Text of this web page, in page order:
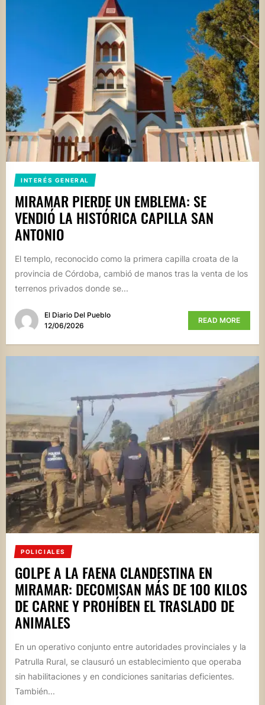
INTERÉS GENERAL
MIRAMAR PIERDE UN EMBLEMA: SE
VENDIÓ LA HISTÓRICA CAPILLA SAN
ANTONIO
El templo, reconocido como la primera capilla croata de la
provincia de Córdoba, cambió de manos tras la venta de los
terrenos privados donde se...
El Diario Del Pueblo
12/06/2026
READ MORE
POLICIALES
GOLPE A LA FAENA CLANDESTINA EN
MIRAMAR: DECOMISAN MÁS DE 100 KILOS
DE CARNE Y PROHÍBEN EL TRASLADO DE
ANIMALES
En un operativo conjunto entre autoridades provinciales y la
Patrulla Rural, se clausuró un establecimiento que operaba
sin habilitaciones y en condiciones sanitarias deficientes.
También...